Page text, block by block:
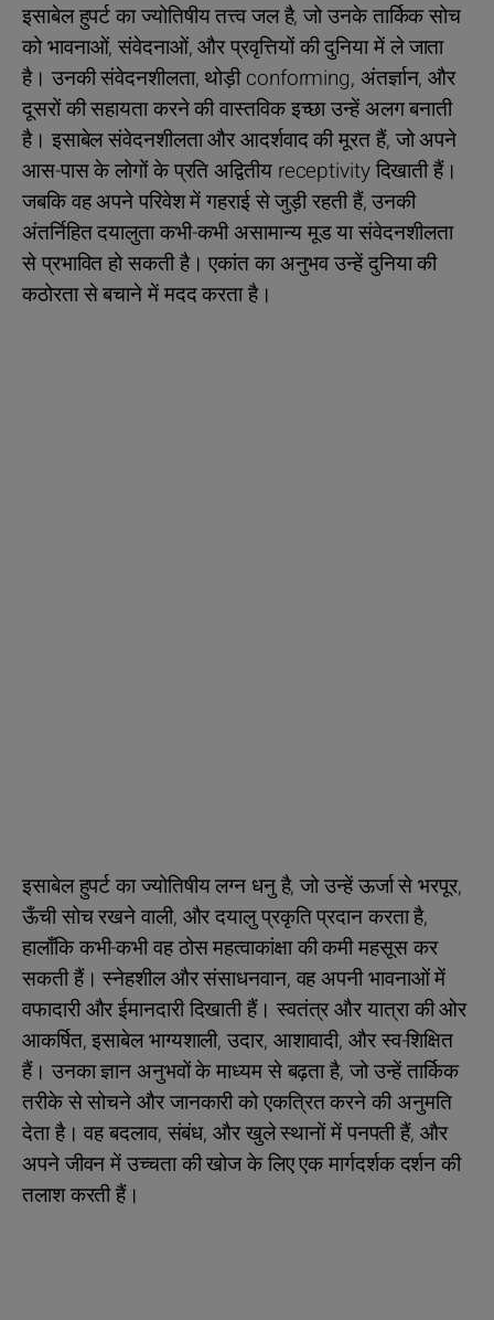
इसाबेल हुपर्ट का ज्योतिषीय तत्त्व जल है, जो उनके तार्किक सोच
को भावनाओं, संवेदनाओं, और प्रवृत्तियों की दुनिया में ले जाता
है। उनकी संवेदनशीलता, थोड़ी conforming, अंतर्ज्ञान, और
दूसरों की सहायता करने की वास्तविक इच्छा उन्हें अलग बनाती
है। इसाबेल संवेदनशीलता और आदर्शवाद की मूरत हैं, जो अपने
आस-पास के लोगों के प्रति अद्वितीय receptivity दिखाती हैं।
जबकि वह अपने परिवेश में गहराई से जुड़ी रहती हैं, उनकी
अंतर्निहित दयालुता कभी-कभी असामान्य मूड या संवेदनशीलता
से प्रभावित हो सकती है। एकांत का अनुभव उन्हें दुनिया की
कठोरता से बचाने में मदद करता है।
इसाबेल हुपर्ट का ज्योतिषीय लग्न धनु है, जो उन्हें ऊर्जा से भरपूर,
ऊँची सोच रखने वाली, और दयालु प्रकृति प्रदान करता है,
हालाँकि कभी-कभी वह ठोस महत्वाकांक्षा की कमी महसूस कर
सकती हैं। स्नेहशील और संसाधनवान, वह अपनी भावनाओं में
वफादारी और ईमानदारी दिखाती हैं। स्वतंत्र और यात्रा की ओर
आकर्षित, इसाबेल भाग्यशाली, उदार, आशावादी, और स्व-शिक्षित
हैं। उनका ज्ञान अनुभवों के माध्यम से बढ़ता है, जो उन्हें तार्किक
तरीके से सोचने और जानकारी को एकत्रित करने की अनुमति
देता है। वह बदलाव, संबंध, और खुले स्थानों में पनपती हैं, और
अपने जीवन में उच्चता की खोज के लिए एक मार्गदर्शक दर्शन की
तलाश करती हैं।